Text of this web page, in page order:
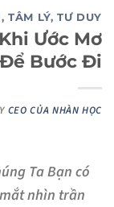
,TÂM LÝ,TƯ DUY
Ước Mơ
Bước Đi
CEO CỦA NHÀN HỌC
Ta Bạn có
nhìn trần